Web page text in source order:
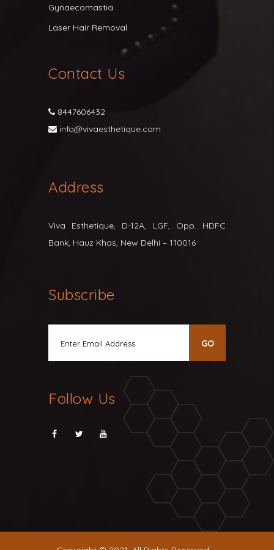
Gynaecomastia
Laser Hair Removal
Contact Us
8447606432
info@vivaesthetique.com
Address
Viva Esthetique, D-12A, LGF, Opp. HDFC
Bank, Hauz Khas, New Delhi – 110016
Subscribe
Follow Us